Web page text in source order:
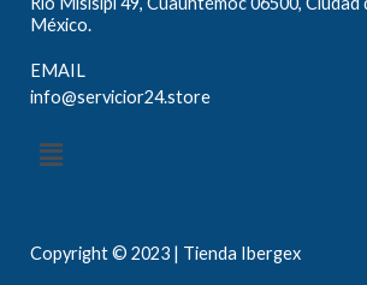
México.
EMAIL
info@servicior24.store
Menú
Copyright © 2023 | Tienda Ibergex